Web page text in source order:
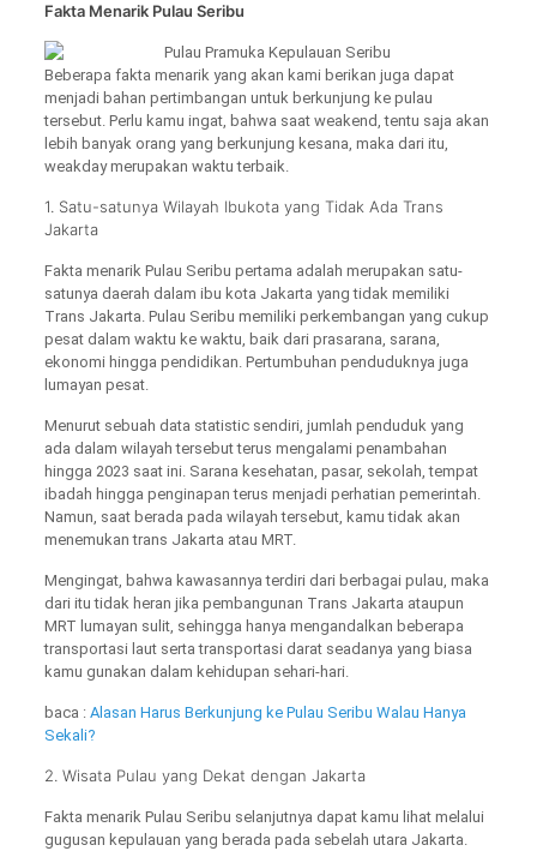
Fakta Menarik Pulau Seribu
Beberapa fakta menarik yang akan kami berikan juga dapat
menjadi bahan pertimbangan untuk berkunjung ke pulau
tersebut. Perlu kamu ingat, bahwa saat weakend, tentu saja akan
lebih banyak orang yang berkunjung kesana, maka dari itu,
weakday merupakan waktu terbaik.
1. Satu-satunya Wilayah Ibukota yang Tidak Ada Trans
Jakarta
Fakta menarik Pulau Seribu pertama adalah merupakan satu-
satunya daerah dalam ibu kota Jakarta yang tidak memiliki
Trans Jakarta. Pulau Seribu memiliki perkembangan yang cukup
pesat dalam waktu ke waktu, baik dari prasarana, sarana,
ekonomi hingga pendidikan. Pertumbuhan penduduknya juga
lumayan pesat.
Menurut sebuah data statistic sendiri, jumlah penduduk yang
ada dalam wilayah tersebut terus mengalami penambahan
hingga 2023 saat ini. Sarana kesehatan, pasar, sekolah, tempat
ibadah hingga penginapan terus menjadi perhatian pemerintah.
Namun, saat berada pada wilayah tersebut, kamu tidak akan
menemukan trans Jakarta atau MRT.
Mengingat, bahwa kawasannya terdiri dari berbagai pulau, maka
dari itu tidak heran jika pembangunan Trans Jakarta ataupun
MRT lumayan sulit, sehingga hanya mengandalkan beberapa
transportasi laut serta transportasi darat seadanya yang biasa
kamu gunakan dalam kehidupan sehari-hari.
baca : Alasan Harus Berkunjung ke Pulau Seribu Walau Hanya
Sekali?
2. Wisata Pulau yang Dekat dengan Jakarta
Fakta menarik Pulau Seribu selanjutnya dapat kamu lihat melalui
gugusan kepulauan yang berada pada sebelah utara Jakarta.